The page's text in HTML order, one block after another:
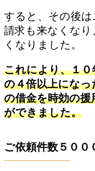
すると、その後
請求も来なくな
くなりました。
これにより、１
の４倍以上にな
の借金を時効の
ができました。
ご依頼件数５００